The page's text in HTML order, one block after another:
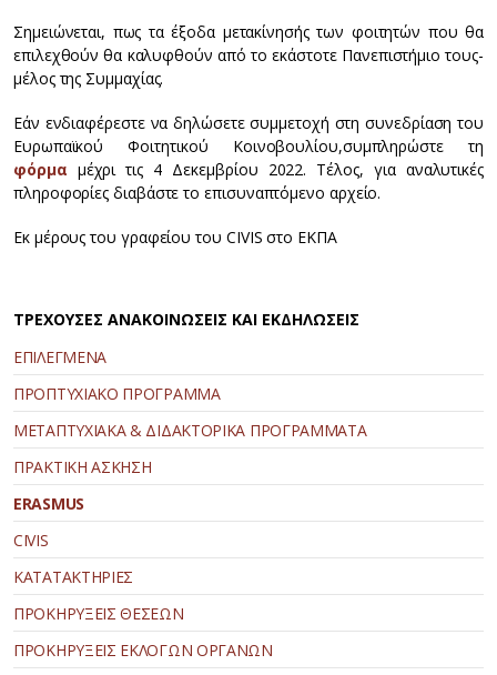
Σημειώνεται, πως τα έξοδα μετακίνησής των φοιτητών που θα
επιλεχθούν θα καλυφθούν από το εκάστοτε Πανεπιστήμιο τους-
μέλος της Συμμαχίας.
Εάν ενδιαφέρεστε να δηλώσετε συμμετοχή στη συνεδρίαση του
Ευρωπαϊκού Φοιτητικού Κοινοβουλίου,συμπληρώστε τη
φόρμα μέχρι τις 4 Δεκεμβρίου 2022. Τέλος, για αναλυτικές
πληροφορίες διαβάστε το επισυναπτόμενο αρχείο.
Εκ μέρους του γραφείου του CIVIS στο ΕΚΠΑ
ΤΡΕΧΟΥΣΕΣ ΑΝΑΚΟΙΝΩΣΕΙΣ ΚΑΙ ΕΚΔΗΛΩΣΕΙΣ
ΕΠΙΛΕΓΜΕΝΑ
ΠΡΟΠΤΥΧΙΑΚΟ ΠΡΟΓΡΑΜΜΑ
ΜΕΤΑΠΤΥΧΙΑΚΑ & ΔΙΔΑΚΤΟΡΙΚΑ ΠΡΟΓΡΑΜΜΑΤΑ
ΠΡΑΚΤΙΚΗ ΑΣΚΗΣΗ
ERASMUS
CIVIS
ΚΑΤΑΤΑΚΤΗΡΙΕΣ
ΠΡΟΚΗΡΥΞΕΙΣ ΘΕΣΕΩΝ
ΠΡΟΚΗΡΥΞΕΙΣ ΕΚΛΟΓΩΝ ΟΡΓΑΝΩΝ